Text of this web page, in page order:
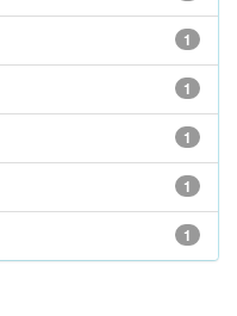
1
1
1
1
1